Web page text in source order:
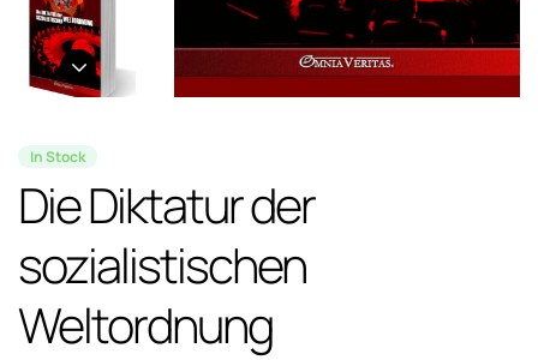
In Stock
Die Diktatur der
sozialistischen
Weltordnung